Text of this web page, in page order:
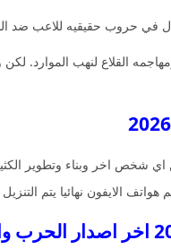
في حروب حقيقيه للاعب ضد
القلاع لنهب الموارد.
شخص اخر وبناء وتطوير
هواتف الايفون نهائيا يتم